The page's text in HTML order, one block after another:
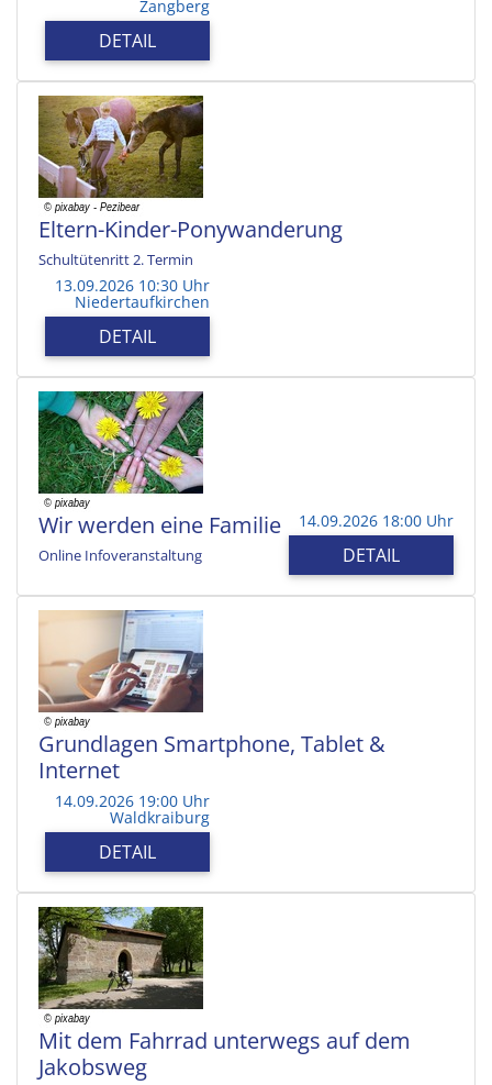
Zangberg
DETAIL
Eltern-Kinder-Ponywanderung
Schultütenritt 2. Termin
13.09.2026 10:30 Uhr
Niedertaufkirchen
DETAIL
Wir werden eine Familie
Online Infoveranstaltung
14.09.2026 18:00 Uhr
DETAIL
Grundlagen Smartphone, Tablet &
Internet
14.09.2026 19:00 Uhr
Waldkraiburg
DETAIL
Mit dem Fahrrad unterwegs auf dem
Jakobsweg